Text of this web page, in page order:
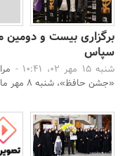
برگزاری بیست و
سپاس
شنبه 15 مهر 02، 10:41 -
«جشن حافظ»، شنبه 8 مهر ماه برای بیست و دومین بار در ...